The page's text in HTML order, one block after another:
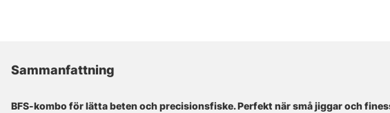
Sammanfattning
BFS-kombo för lätta beten och precisionsfiske. Perfekt när små jiggar och